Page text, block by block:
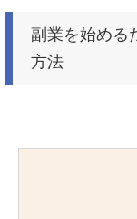
副業を始める
方法